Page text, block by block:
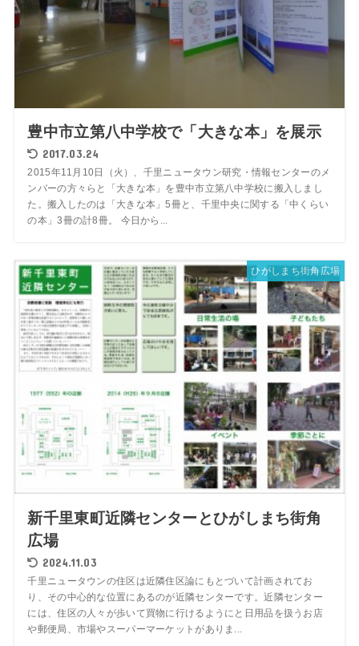
豊中市立第八中学校で「大きな本」を展示
2017.03.24
2015年11月10日（火）、千里ニュータウン研究・情報センターのメ
ンバーの方々らと「大きな本」を豊中市立第八中学校に搬入しまし
た。搬入したのは「大きな本」5冊と、千里中央に関する「中くらい
の本」3冊の計8冊。 今日から...
ひがしまち街角広場
新千里東町近隣センターとひがしまち街角
広場
2024.11.03
千里ニュータウンの住区は近隣住区論にもとづいて計画されてお
り、その中心的な位置にあるのが近隣センターです。近隣センター
には、住区の人々が歩いて買物に行けるようにと日用品を扱うお店
や郵便局、市場やスーパーマーケットがありま...